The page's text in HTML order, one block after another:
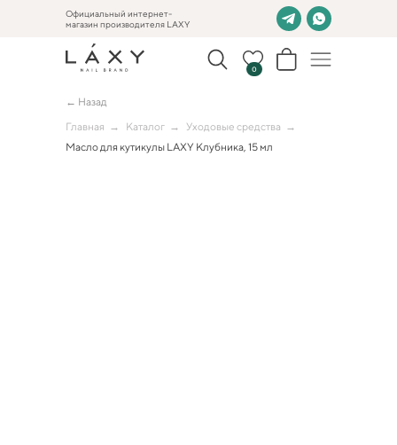
Официальный интернет-
магазин производителя LAXY
0
← Назад
Главная → Каталог → Уходовые средства →
Масло для кутикулы LAXY Клубника, 15 мл